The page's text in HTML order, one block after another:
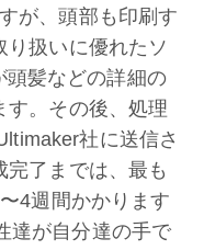
が、頭部も印刷す
り扱いに優れたソ
頭髪などの詳細の
す。その後、処理
社に送信さ
了までは、最も
4週間かかります
達が自分達の手で